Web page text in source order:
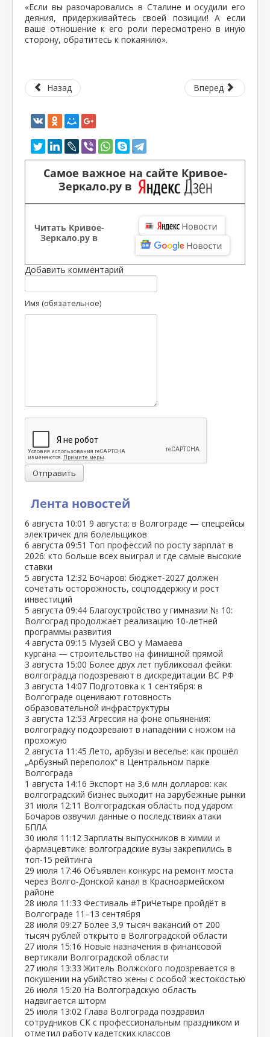
Лента новостей
6 августа 10:01 9 августа: в Волгограде — спецрейсы
электричек для болельщиков
6 августа 09:51 Топ профессий по росту зарплат в
2026: кто больше всех выиграл и где самые высокие
ставки
5 августа 12:32 Бочаров: бюджет‑2027 должен
сочетать осторожность, соцподдержку и рост
инвестиций
5 августа 09:44 Благоустройство у гимназии № 10:
Волгоград продолжает реализацию 10‑летней
программы развития
4 августа 09:15 Музей СВО у Мамаева
кургана — строительство на финишной прямой
3 августа 15:00 Более двух лет публиковал фейки:
волгоградца подозревают в дискредитации ВС РФ
3 августа 14:07 Подготовка к 1 сентября: в
Волгограде оценивают готовность
образовательной инфраструктуры
3 августа 12:53 Агрессия на фоне опьянения:
волгоградку подозревают в нападении с ножом на
прохожую
2 августа 11:45 Лето, арбузы и веселье: как прошёл
„Арбузный переполох“ в Центральном парке
Волгограда
1 августа 14:16 Экспорт на 3,6 млн долларов: как
волгоградский бизнес выходит на зарубежные рынки
31 июля 12:11 Волгоградская область под ударом:
Бочаров озвучил данные о последствиях атаки
БПЛА
30 июля 11:12 Зарплаты выпускников в химии и
фармацевтике: волгоградские вузы закрепились в
топ‑15 рейтинга
29 июля 17:46 Объявлен конкурс на ремонт моста
через Волго‑Донской канал в Красноармейском
районе
28 июля 11:33 Фестиваль #ТриЧетыре пройдёт в
Волгограде 11–13 сентября
28 июля 09:27 Более 3,9 тысяч вакансий от 200
тысяч рублей открыто в Волгоградской области
27 июля 15:16 Новые назначения в финансовой
вертикали Волгоградской области
27 июля 13:33 Житель Волжского подозревается в
покушении на убийство жены с особой жестокостью
26 июля 15:20 На Волгоградскую область
надвигается шторм
25 июля 13:02 Глава Волгограда поздравил
сотрудников СК с профессиональным праздником и
отметил работу кадетских классов
«Если вы разочаровались в Сталине и осудили его
деяния, придерживайтесь своей позиции! А если
ваше отношение к его роли пересмотрено в иную
сторону, обратитесь к покаянию».
Назад Вперед
Самое важное на сайте Кривое-
Зеркало.ру в
Читать Кривое-
Зеркало.ру в
Добавить комментарий
Имя (обязательное)
Отправить